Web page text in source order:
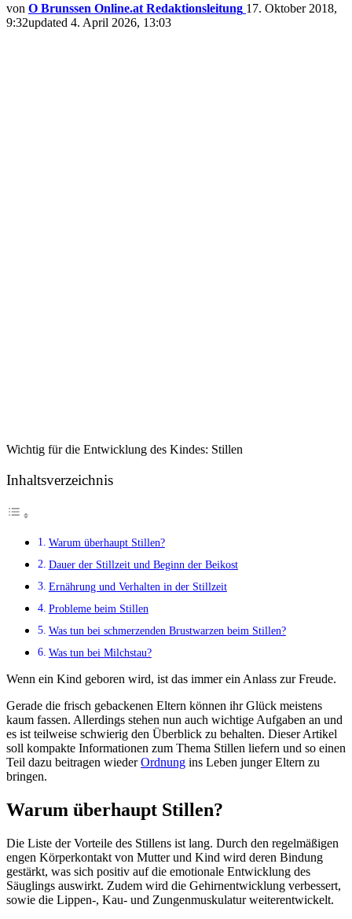
von O Brunssen Online.at Redaktionsleitung 17. Oktober 2018,
9:32updated 4. April 2026, 13:03
Wichtig für die Entwicklung des Kindes: Stillen
Inhaltsverzeichnis
Warum überhaupt Stillen?
Dauer der Stillzeit und Beginn der Beikost
Ernährung und Verhalten in der Stillzeit
Probleme beim Stillen
Was tun bei schmerzenden Brustwarzen beim Stillen?
Was tun bei Milchstau?
Wenn ein Kind geboren wird, ist das immer ein Anlass zur Freude.
Gerade die frisch gebackenen Eltern können ihr Glück meistens
kaum fassen. Allerdings stehen nun auch wichtige Aufgaben an und
es ist teilweise schwierig den Überblick zu behalten. Dieser Artikel
soll kompakte Informationen zum Thema Stillen liefern und so einen
Teil dazu beitragen wiederOrdnung ins Leben junger Eltern zu
bringen.
Warum überhaupt Stillen?
Die Liste der Vorteile des Stillens ist lang. Durch den regelmäßigen
engen Körperkontakt von Mutter und Kind wird deren Bindung
gestärkt, was sich positiv auf die emotionale Entwicklung des
Säuglings auswirkt. Zudem wird die Gehirnentwicklung verbessert,
sowie die Lippen-, Kau- und Zungenmuskulatur weiterentwickelt.